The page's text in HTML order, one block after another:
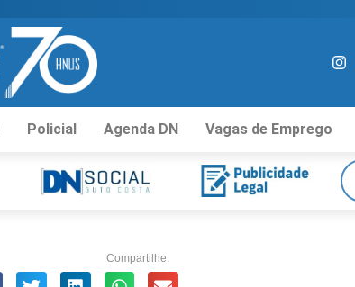
Policial Agenda DN Vagas de Emprego
Compartilhe: